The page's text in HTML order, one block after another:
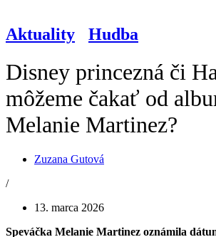
Aktuality Hudba
Disney princezná či
môžeme čakať od
Melanie Martinez?
Zuzana Gutová
/
13. marca 2026
Speváčka Melanie Martinez oznámila